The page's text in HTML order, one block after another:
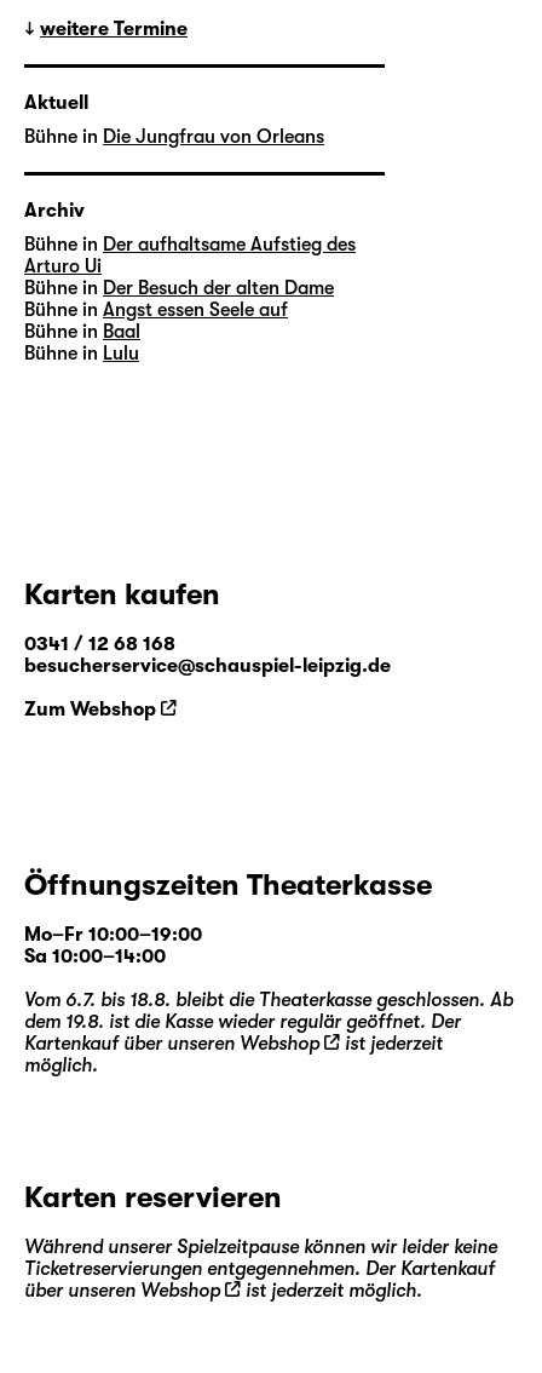
weitere Termine
Aktuell
Bühne in Die Jungfrau von Orleans
Archiv
Bühne in Der aufhaltsame Aufstieg des
Arturo Ui
Bühne in Der Besuch der alten Dame
Bühne in Angst essen Seele auf
Bühne in Baal
Bühne in Lulu
Karten kaufen
0341 / 12 68 168
besucherservice@schauspiel-leipzig.de
Zum Webshop
Öffnungszeiten Theaterkasse
Mo–Fr 10:00–19:00
Sa 10:00–14:00
Vom 6.7. bis 18.8. bleibt die Theaterkasse geschlossen. Ab
dem 19.8. ist die Kasse wieder regulär geöffnet. Der
Kartenkauf über unseren Webshop
ist jederzeit
möglich.
Karten reservieren
Während unserer Spielzeitpause können wir leider keine
Ticketreservierungen entgegennehmen. Der Kartenkauf
über unseren Webshop ist jederzeit möglich.